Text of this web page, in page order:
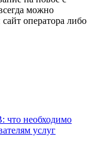
можно
оператора либо
что необходимо
услуг